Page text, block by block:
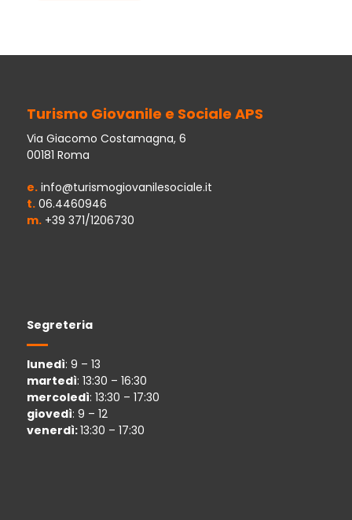
Turismo Giovanile e Sociale APS
Via Giacomo Costamagna, 6
00181 Roma
e.info@turismogiovanilesociale.it
t.06.4460946
m.+39 371/1206730
Segreteria
lunedì: 9 – 13
martedì: 13:30 – 16:30
mercoledì: 13:30 – 17:30
giovedì: 9 – 12
venerdì:13:30 – 17:30